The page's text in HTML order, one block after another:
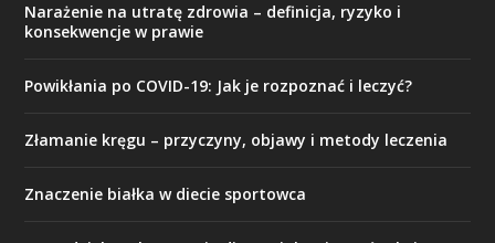
Narażenie na utratę zdrowia – definicja, ryzyko i
konsekwencje w prawie
Powikłania po COVID-19: Jak je rozpoznać i leczyć?
Złamanie kręgu – przyczyny, objawy i metody leczenia
Znaczenie białka w diecie sportowca